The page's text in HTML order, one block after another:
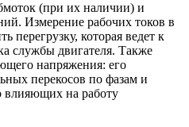
(при их наличии) и
Измерение рабочих токов в
перегрузку, которая ведет к
службы двигателя. Также
напряжения: его
перекосов по фазам и
влияющих на работу